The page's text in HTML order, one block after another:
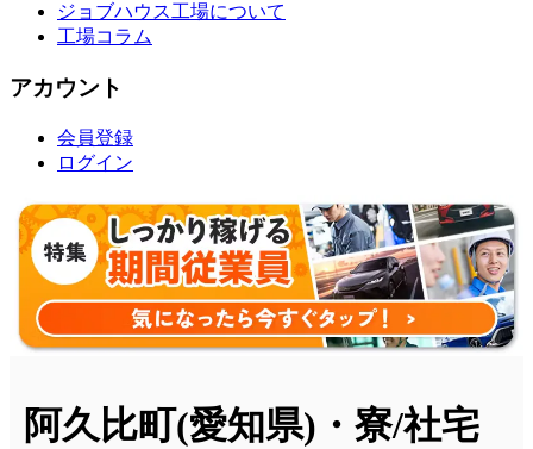
ジョブハウス工場について
工場コラム
アカウント
会員登録
ログイン
阿久比町(愛知県)・寮/社宅